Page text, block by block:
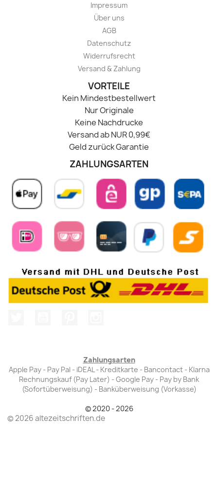
Impressum
Über uns
AGB
Datenschutz
Widerrufsrecht
Versand & Zahlung
VORTEILE
Kein Mindestbestellwert
Nur Originale
Keine Nachdrucke
Versand ab NUR 0,99€
Geld zurück Garantie
ZAHLUNGSARTEN
Zahlungsarten
Apple Pay - Pay Pal - iDEAL - Kreditkarte - Bancontact - Klarna
Rechnungskauf (Pay Later) - Google Pay - Pay by Bank
(Sofortüberweisung) - Banküberweisung (Vorkasse)
© 2020 - 2026
© 2026 altezeitschriften.de